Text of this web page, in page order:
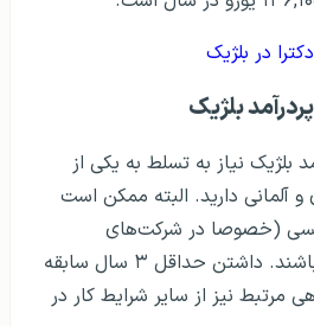
در بلژیک
بلژیک
بلژیک نیاز به تسلط به یکی از
آلمانی دارید. البته ممکن است
(خصوصا در شرکت‌های
بین‌المللی) وجود داشته باشند. داشتن حداقل ۳ سال سابقه
مرتبط نیز از سایر شرایط کار در